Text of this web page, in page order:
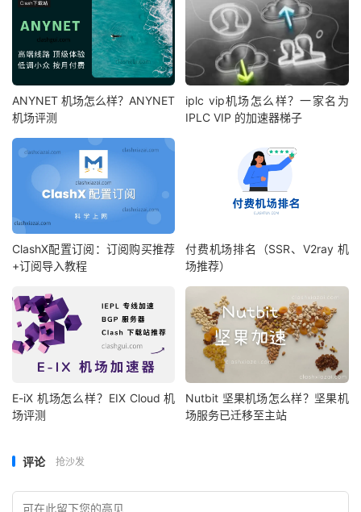
ANYNET 机场怎么样？ANYNET
机场评测
iplc vip机场怎么样？一家名为
IPLC VIP 的加速器梯子
ClashX配置订阅：订阅购买推荐
+订阅导入教程
付费机场排名（SSR、V2ray 机
场推荐）
E-iX 机场怎么样？EIX Cloud 机
场评测
Nutbit 坚果机场怎么样？坚果机
场服务已迁移至主站
评论 抢沙发